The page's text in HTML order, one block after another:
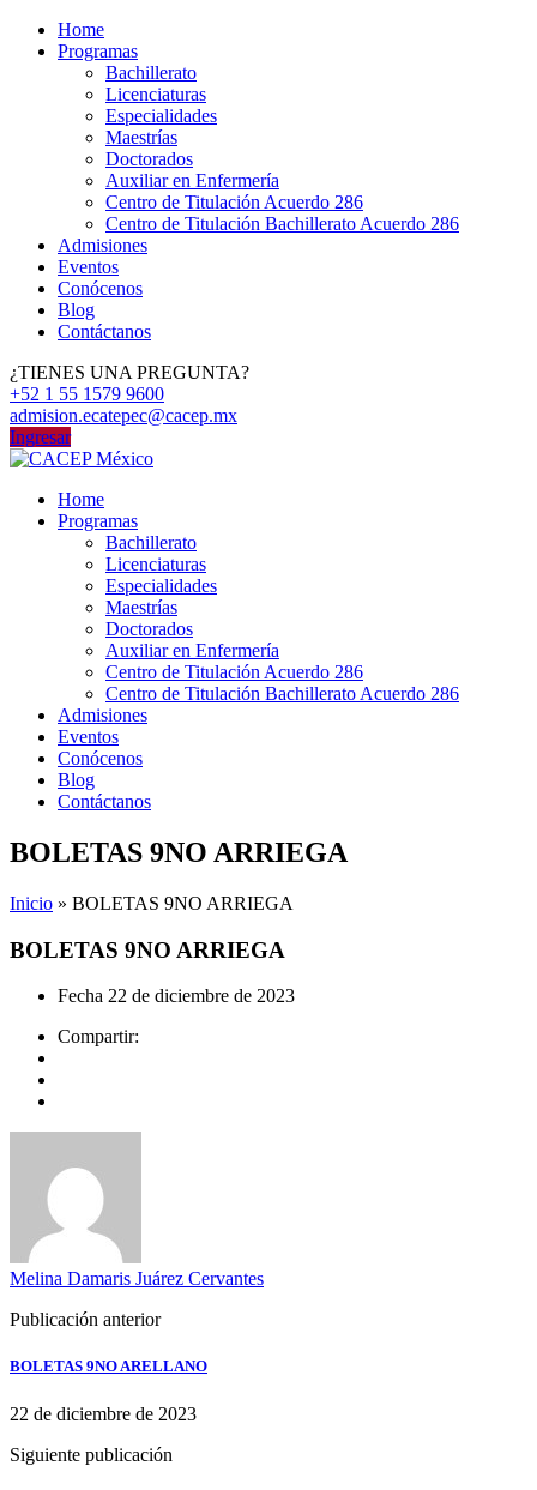
Home
Programas
Bachillerato
Licenciaturas
Especialidades
Maestrías
Doctorados
Auxiliar en Enfermería
Centro de Titulación Acuerdo 286
Centro de Titulación Bachillerato Acuerdo 286
Admisiones
Eventos
Conócenos
Blog
Contáctanos
¿TIENES UNA PREGUNTA?
+52 1 55 1579 9600
admision.ecatepec@cacep.mx
Ingresar
Home
Programas
Bachillerato
Licenciaturas
Especialidades
Maestrías
Doctorados
Auxiliar en Enfermería
Centro de Titulación Acuerdo 286
Centro de Titulación Bachillerato Acuerdo 286
Admisiones
Eventos
Conócenos
Blog
Contáctanos
BOLETAS 9NO ARRIEGA
Inicio » BOLETAS 9NO ARRIEGA
BOLETAS 9NO ARRIEGA
Fecha 22 de diciembre de 2023
Compartir:
Melina Damaris Juárez Cervantes
Publicación anterior
BOLETAS 9NO ARELLANO
22 de diciembre de 2023
Siguiente publicación